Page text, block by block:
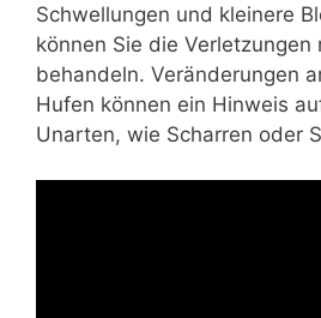
Schwellungen und kleinere
können Sie die Verletzungen
behandeln. Veränderungen
Hufen können ein Hinweis
Unarten, wie Scharren oder